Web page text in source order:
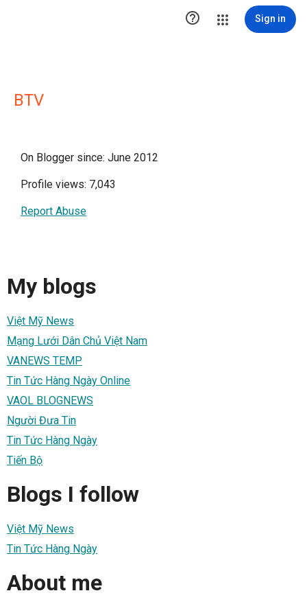
 Sign in
BTV
On Blogger since: June 2012
Profile views: 7,043
Report Abuse
My blogs
Việt Mỹ News
Mạng Lưới Dân Chủ Việt Nam
VANEWS TEMP
Tin Tức Hàng Ngày Online
VAOL BLOGNEWS
Người Đưa Tin
Tin Tức Hàng Ngày
Tiến Bộ
Blogs I follow
Việt Mỹ News
Tin Tức Hàng Ngày
About me